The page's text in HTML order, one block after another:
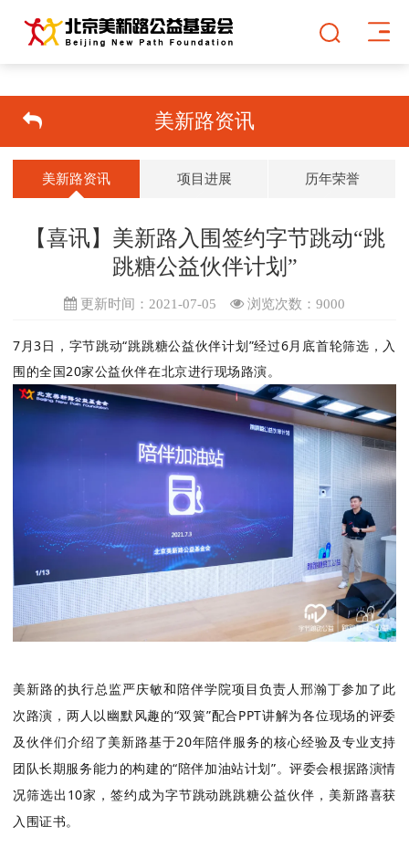
美新路资讯
美新路资讯 项目进展 历年荣誉
【喜讯】美新路入围签约字节跳动“跳
跳糖公益伙伴计划”
更新时间：2021-07-05 浏览次数： 9000
7月3日，字节跳动“跳跳糖公益伙伴计划”经过6月底首轮筛选，入
围的全国20家公益伙伴在北京进行现场路演。
美新路的执行总监严庆敏和陪伴学院项目负责人邢瀚丁参加了此
次路演，两人以幽默风趣的“双簧”配合PPT讲解为各位现场的评委
及伙伴们介绍了美新路基于20年陪伴服务的核心经验及专业支持
团队长期服务能力的构建的“陪伴加油站计划”。评委会根据路演情
况筛选出10家，签约成为字节跳动跳跳糖公益伙伴，美新路喜获
入围证书。